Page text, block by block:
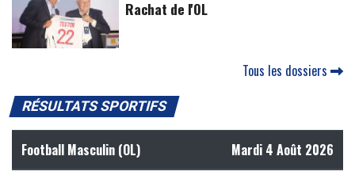
Rachat de l'OL
Tous les dossiers
RÉSULTATS SPORTIFS
Football Masculin (OL) Mardi 4 Août 2026